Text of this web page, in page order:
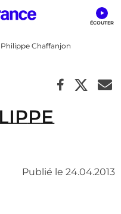
Chaffanjon
Publié le 24.04.2013